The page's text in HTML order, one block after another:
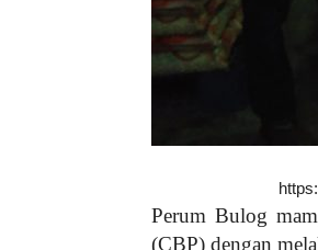
Perum Bulog
(CBP) dengan